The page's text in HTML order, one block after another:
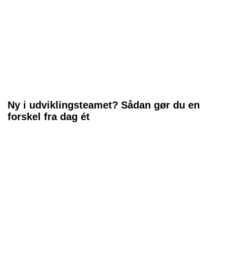
Ny i udviklingsteamet? Sådan gør du en
forskel fra dag ét